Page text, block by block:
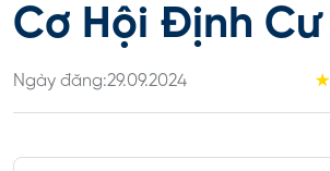
Cơ Hội Định Cư
Ngày đăng:29.09.2024 ☆